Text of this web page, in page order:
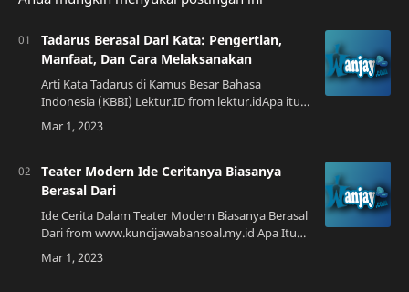
Tadarus Berasal Dari Kata: Pengertian,
Manfaat, Dan Cara Melaksanakan
Arti Kata Tadarus di Kamus Besar Bahasa
Indonesia (KBBI) Lektur.ID from lektur.idApa itu
Tadarus?Tadarus adalah kegiatan membaca Al-
Quran secara berkelompok dalam rangka
Teater Modern Ide Ceritanya Biasanya
Berasal Dari
Ide Cerita Dalam Teater Modern Biasanya Berasal
Dari from www.kuncijawabansoal.my.id Apa Itu
Teater Modern? Teater modern adalah salah satu
bentuk seni pertunjukan yang berkemb…